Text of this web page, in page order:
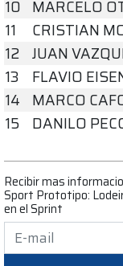
10 MARCELO
11
CRISTIAN
12 JUAN
13
FLAVIO
14 MARCO
15 DANILO
Recibir mas
Sport Prototipo:
en el Sprint